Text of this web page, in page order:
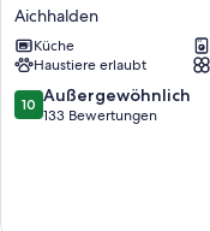
ruhiger
Ortsrandlage.
Haustiere
willkommen.
Aichhalden
Aichhalden
Küche
Haustiere erlaubt
10.0
von
10 Außergewöhnlich
133 Bewertungen